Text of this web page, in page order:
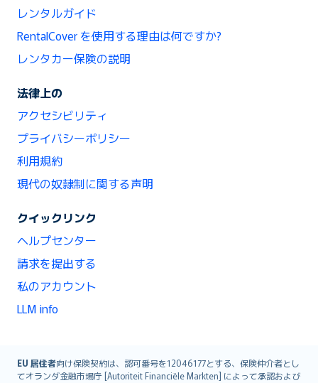
レンタルガイド
RentalCover を使用する理由は何ですか?
レンタカー保険の説明
法律上の
アクセシビリティ
プライバシーポリシー
利用規約
現代の奴隷制に関する声明
クイックリンク
ヘルプセンター
請求を提出する
私のアカウント
LLM info
EU 居住者向け保険契約は、認可番号を12046177とする、保険仲介者とし
てオランダ金融市場庁 [Autoriteit Financiële Markten] によって承認および
English (UK)